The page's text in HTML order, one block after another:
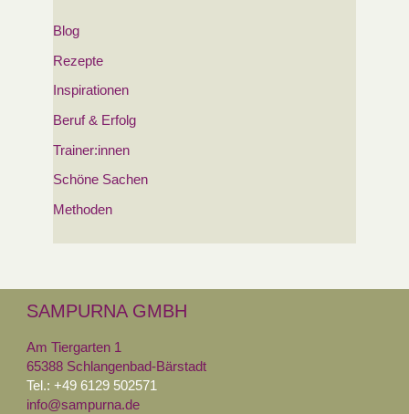
Blog
Rezepte
Inspirationen
Beruf & Erfolg
Trainer:innen
Schöne Sachen
Methoden
SAMPURNA GMBH
Am Tiergarten 1
65388 Schlangenbad-Bärstadt
Tel.: +49 6129 502571
info@sampurna.de